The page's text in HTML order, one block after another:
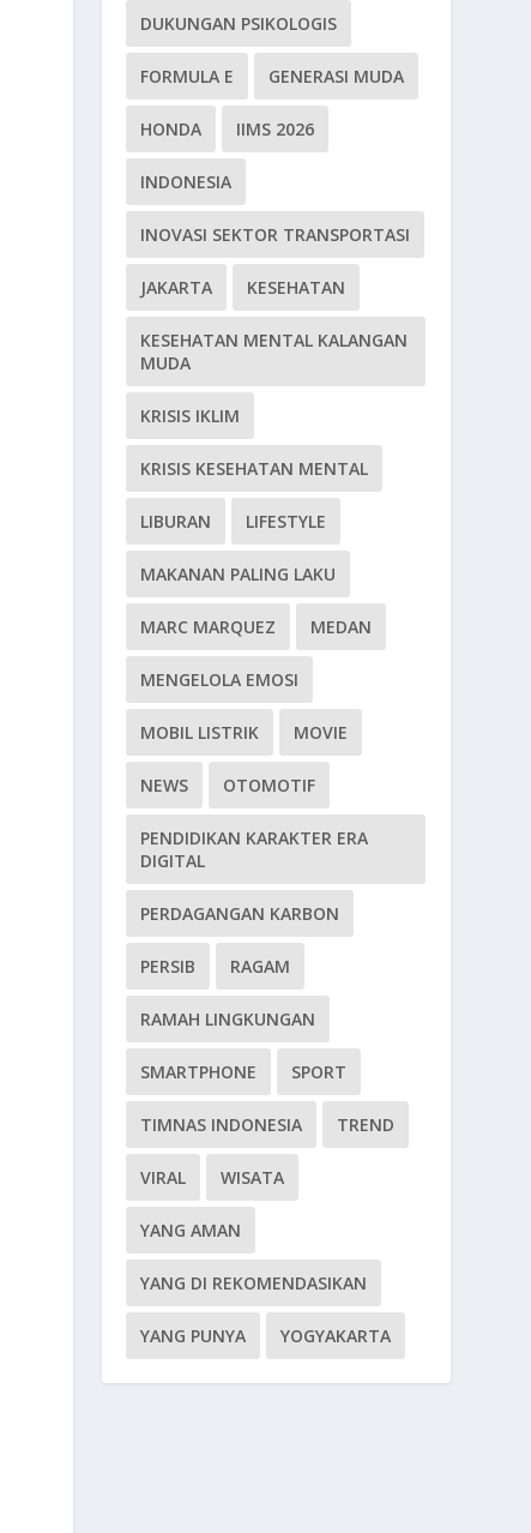
DUKUNGAN PSIKOLOGIS
FORMULA E GENERASI MUDA
HONDA IIMS 2026
INDONESIA
INOVASI SEKTOR TRANSPORTASI
JAKARTA KESEHATAN
KESEHATAN MENTAL KALANGAN
MUDA
KRISIS IKLIM
KRISIS KESEHATAN MENTAL
LIBURAN LIFESTYLE
MAKANAN PALING LAKU
MARC MARQUEZ MEDAN
MENGELOLA EMOSI
MOBIL LISTRIK MOVIE
NEWS OTOMOTIF
PENDIDIKAN KARAKTER ERA
DIGITAL
PERDAGANGAN KARBON
PERSIB RAGAM
RAMAH LINGKUNGAN
SMARTPHONE SPORT
TIMNAS INDONESIA TREND
VIRAL WISATA
YANG AMAN
YANG DI REKOMENDASIKAN
YANG PUNYA YOGYAKARTA